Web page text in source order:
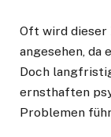
Oft wird dieser
angesehen,
Doch
ernsthaften
Problemen